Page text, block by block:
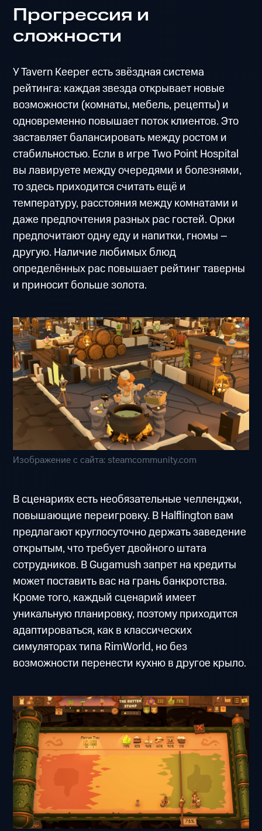
Прогрессия и
сложности
У Tavern Keeper есть звёздная система
рейтинга: каждая звезда открывает новые
возможности (комнаты, мебель, рецепты) и
одновременно повышает поток клиентов. Это
заставляет балансировать между ростом и
стабильностью. Если в игре Two Point Hospital
вы лавируете между очередями и болезнями,
то здесь приходится считать ещё и
температуру, расстояния между комнатами и
даже предпочтения разных рас гостей. Орки
предпочитают одну еду и напитки, гномы –
другую. Наличие любимых блюд
определённых рас повышает рейтинг таверны
и приносит больше золота.
Изображение с сайта: steamcommunity.com
В сценариях есть необязательные челленджи,
повышающие переигровку. В Halflington вам
предлагают круглосуточно держать заведение
открытым, что требует двойного штата
сотрудников. В Gugamush запрет на кредиты
может поставить вас на грань банкротства.
Кроме того, каждый сценарий имеет
уникальную планировку, поэтому приходится
адаптироваться, как в классических
симуляторах типа RimWorld, но без
возможности перенести кухню в другое крыло.